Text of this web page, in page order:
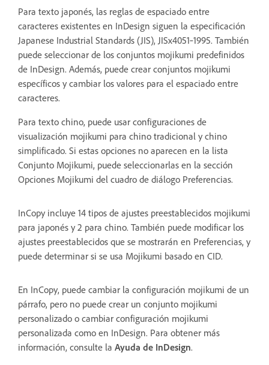
Para texto japonés, las reglas de espaciado entre
caracteres existentes en InDesign siguen la especificación
Japanese Industrial Standards (JIS), JISx4051‑1995. También
puede seleccionar de los conjuntos mojikumi predefinidos
de InDesign. Además, puede crear conjuntos mojikumi
específicos y cambiar los valores para el espaciado entre
caracteres.
Para texto chino, puede usar configuraciones de
visualización mojikumi para chino tradicional y chino
simplificado. Si estas opciones no aparecen en la lista
Conjunto Mojikumi, puede seleccionarlas en la sección
Opciones Mojikumi del cuadro de diálogo Preferencias.
InCopy incluye 14 tipos de ajustes preestablecidos mojikumi
para japonés y 2 para chino. También puede modificar los
ajustes preestablecidos que se mostrarán en Preferencias, y
puede determinar si se usa Mojikumi basado en CID.
En InCopy, puede cambiar la configuración mojikumi de un
párrafo, pero no puede crear un conjunto mojikumi
personalizado o cambiar configuración mojikumi
personalizada como en InDesign. Para obtener más
información, consulte la Ayuda de InDesign.